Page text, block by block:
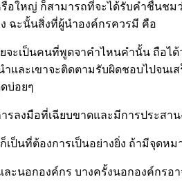
อใหญ่ ก็สามารถที่จะได้รับคำชื่นช
ฉะนั้นสิ่งที่ผู้นำองค์กรควรมี คือ
จะเป็นคนที่พูดจาคำไหนคำนั้น ถือ
ำและเขาจะติดตามรับผิดชอบไปจน
บ่อยๆ
รลงมือที่เฉียบขาดและมีการประส
ป็นที่ต้องการเป็นอย่างยิ่ง ถ้ามีจุดห
นอกองค์กร บางครั้งนอกองค์กรอ